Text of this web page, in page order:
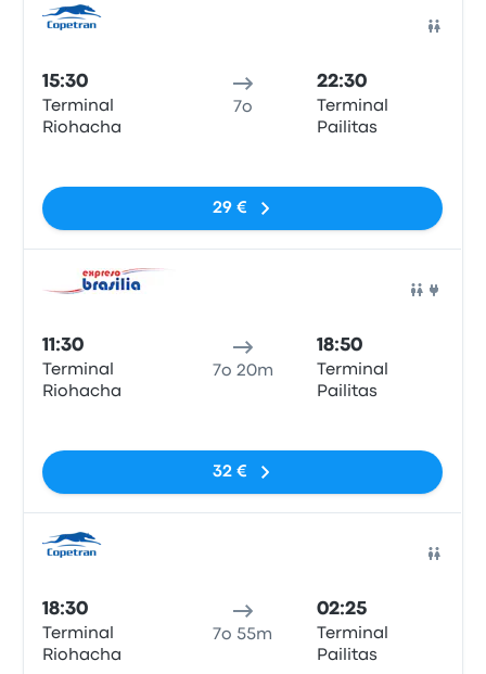
15:30
Terminal
Riohacha
7o
22:30
Terminal
Pailitas
29 €
11:30
Terminal
Riohacha
7o 20m
18:50
Terminal
Pailitas
32 €
18:30
Terminal
Riohacha
7o 55m
02:25
Terminal
Pailitas